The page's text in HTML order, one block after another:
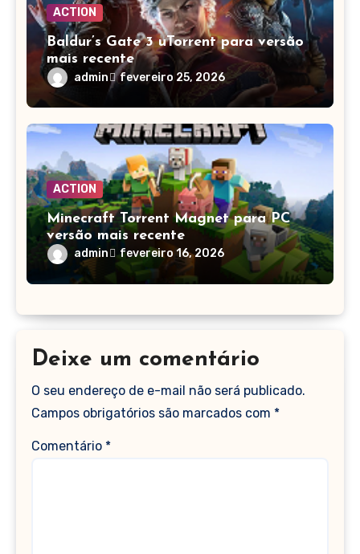
ACTION
Baldur’s Gate 3 uTorrent para versão
mais recente
admin fevereiro 25, 2026
ACTION
Minecraft Torrent Magnet para PC
versão mais recente
admin fevereiro 16, 2026
Deixe um comentário
O seu endereço de e-mail não será publicado.
Campos obrigatórios são marcados com *
Comentário *